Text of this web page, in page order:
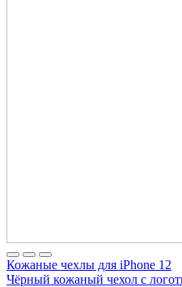
Кожаные чехлы для iPhone 12
Чёрный кожаный чехол с